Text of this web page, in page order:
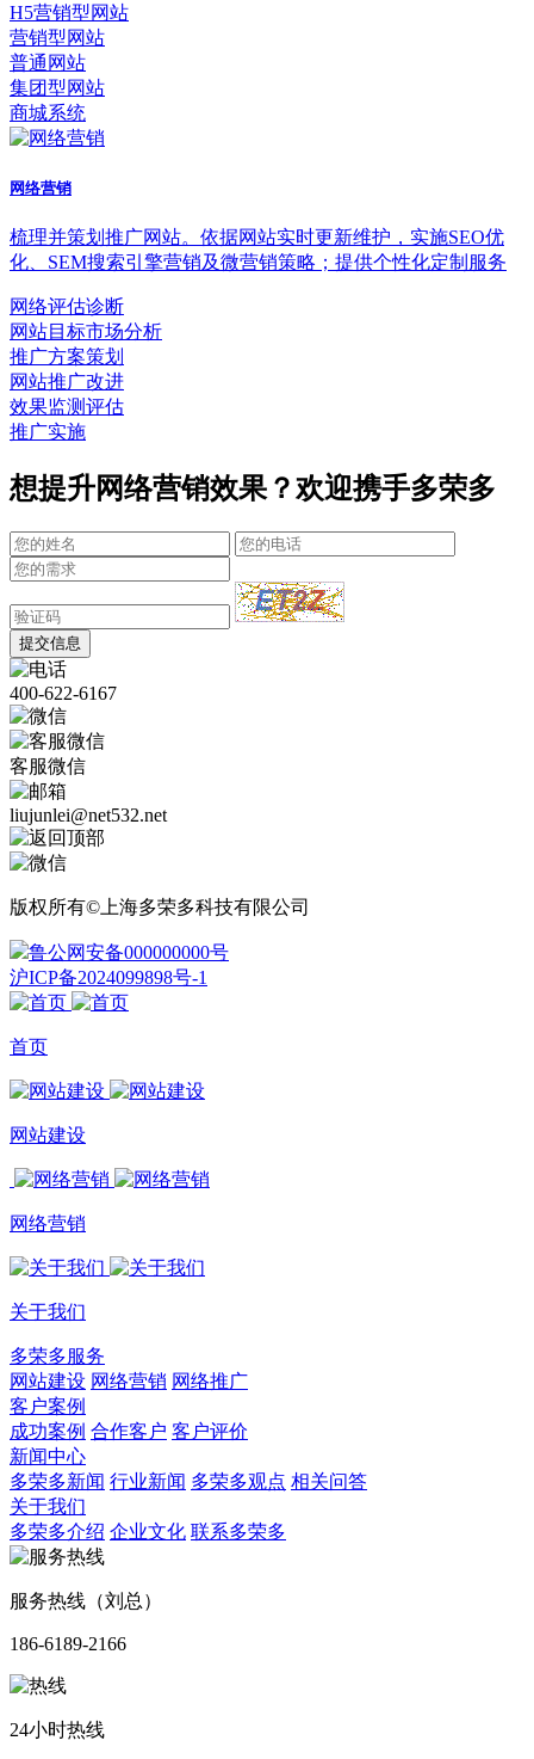
H5营销型网站
营销型网站
普通网站
集团型网站
商城系统
网络营销
梳理并策划推广网站。依据网站实时更新维护，实施SEO优
化、SEM搜索引擎营销及微营销策略；提供个性化定制服务
网络评估诊断
网站目标市场分析
推广方案策划
网站推广改进
效果监测评估
推广实施
想提升网络营销效果？欢迎携手多荣多
提交信息
400-622-6167
客服微信
liujunlei@net532.net
版权所有©上海多荣多科技有限公司
鲁公网安备000000000号
沪ICP备2024099898号-1
首页
网站建设
网络营销
关于我们
多荣多服务
网站建设 网络营销 网络推广
客户案例
成功案例 合作客户 客户评价
新闻中心
多荣多新闻 行业新闻 多荣多观点 相关问答
关于我们
多荣多介绍 企业文化 联系多荣多
服务热线（刘总）
186-6189-2166
24小时热线